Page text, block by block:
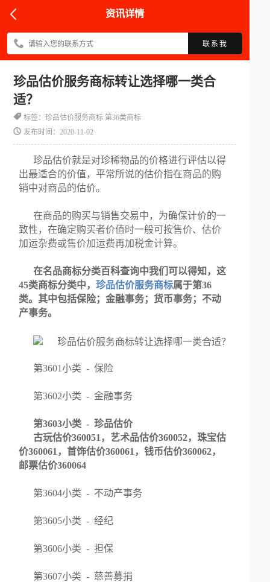
资讯详情
联系我
珍品估价服务商标转让选择哪一类合
适？
标签：珍品估价服务商标 第36类商标
发布时间：2020-11-02
珍品估价就是对珍稀物品的价格进行评估以得
出最适合的价值，平常所说的估价指在商品的购
销中对商品的估价。
在商品的购买与销售交易中，为确保计价的一
致性，在确定购买者价值时一般可按售价、估价
加运杂费或售价加运费再加税金计算。
在名品商标分类百科查询中我们可以得知，这
45类商标分类中，珍品估价服务商标属于第36
类。其中包括保险；金融事务；货币事务；不动
产事务。
第3601小类 - 保险
第3602小类 - 金融事务
第3603小类 - 珍品估价
古玩估价360051，艺术品估价360052，珠宝估
价360061，首饰估价360061，钱币估价360062，
邮票估价360064
第3604小类 - 不动产事务
第3605小类 - 经纪
第3606小类 - 担保
第3607小类 - 慈善募捐